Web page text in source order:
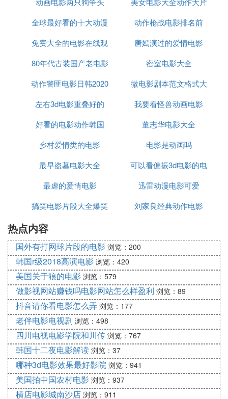
全球最好看的十大动漫
电影
动作枪战电影排名前
免费大全的电影在线观
看
唐嫣演过的爱情电影
80年代古装国产老电影
大全
密室电影大全
动作警匪电影日韩2020
郑在哲
微电影剧本范文格式大
全
左右3d电影重叠好的
我要看怪兽动画电影
好看的电影动作韩国
董志华电影大全
乡村爱情类的电影
电影是动画吗
最早盗墓电影大全
可以看偏振3d电影的电
视
最虐的爱情电影
迅雷动漫电影可爱
搞笑电影片段大全爆笑
刘家良经典动作电影
热点内容
国外有打网球片段的电影 浏览：200
韩国r级2018高演电影 浏览：420
美国关于狼的电影 浏览：579
做影视网站赚钱吗电影网站怎么样盈利 浏览：89
抖音请你看电影怎么弄 浏览：177
老伴电影电视剧 浏览：498
四川电视电影学院和川传 浏览：767
韩国十二夜电影解读 浏览：37
哪种3d电影效果最好影院 浏览：941
美国拍中国农村电影 浏览：937
横店电影城南沙店 浏览：911